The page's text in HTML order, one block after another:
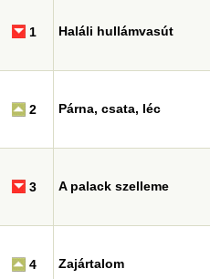
1 Haláli hullámvasút
2 Párna, csata, léc
3 A palack szelleme
4 Zajártalom